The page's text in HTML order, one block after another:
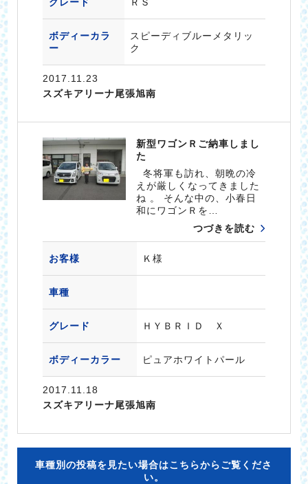
ボディーカラ
ー
スピーディブルーメタリッ
ク
2017.11.23
スズキアリーナ尾張旭南
新型ワゴンＲご納車しまし
た
冬将軍も訪れ、朝晩の冷
えが厳しくなってきました
ね 。 そんな中の、小春日
和にワゴンＲを…
つづきを読む
お客様 Ｋ様
車種
グレード ＨＹＢＲＩＤ Ｘ
ボディーカラー ピュアホワイトパール
2017.11.18
スズキアリーナ尾張旭南
車種別の投稿を見たい場合はこちらからご覧くださ
い。